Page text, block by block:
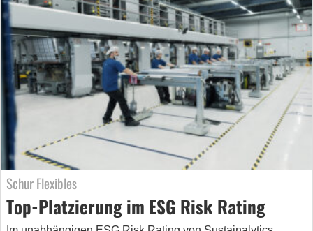
Schur Flexibles
Top-Platzierung im ESG Risk Rating